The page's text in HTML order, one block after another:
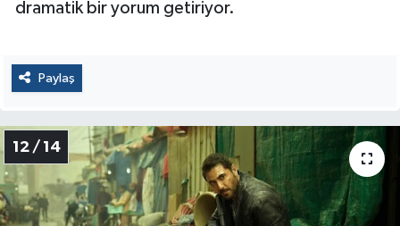
dramatik bir yorum getiriyor.
Paylaş
12 / 14